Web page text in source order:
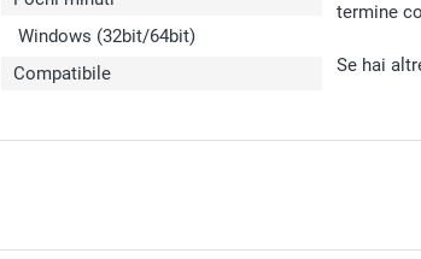
Windows (32bit/64bit)
Compatibile
termine
Se hai